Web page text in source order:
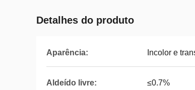
Detalhes do produto
Aparência: Incolor e
Aldeído livre: ≤0.7%